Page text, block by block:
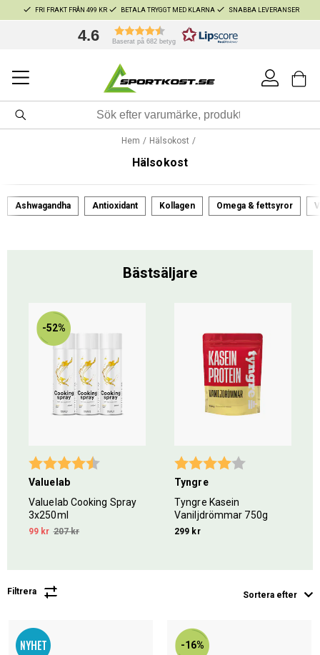
FRI FRAKT FRÅN 499 KR BETALA TRYGGT MED KLARNA SNABBA LEVERANSER
4.6 Baserat på 682 betyg
Hem Hälsokost
Hälsokost
Ashwagandha Antioxidant Kollagen Omega & fettsyror
Bästsäljare
stjärnor
-52%
Betyg: 4.5 utav 5 stjärnor
Valuelab
Valuelab Cooking Spray
3x250ml
99 kr 207 kr
Betyg:
Tyngre
Tyngre Kasein
Vaniljdrömmar 750g
299 kr
Filtrera Sortera efter
-16%